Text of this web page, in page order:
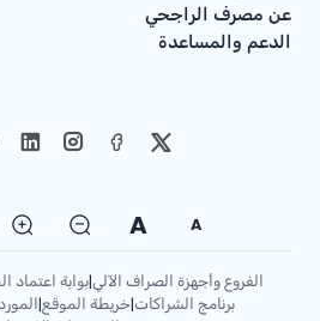
عن مصرف الراجحي
الدعم والمساعدة
A
A
الفروع وأجهزة الصراف الآلي|بوابة اعتماد
برنامج الشراكات|خريطة الموقع|